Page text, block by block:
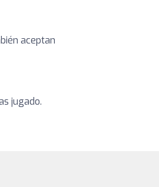
aceptan
jugado.